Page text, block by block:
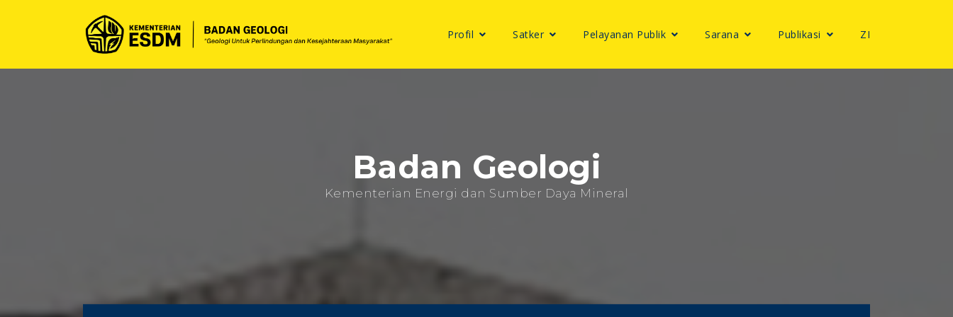
Profil Satker Pelayanan Publik Sarana Publikasi ZI
Badan Geologi
Kementerian Energi dan Sumber Daya Mineral